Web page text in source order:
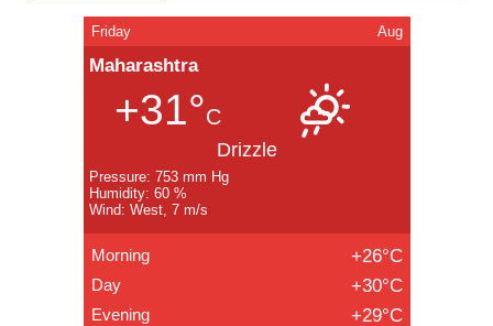
Friday Aug
Maharashtra
+31°C
Drizzle
Pressure: 753 mm Hg
Humidity: 60 %
Wind: West, 7 m/s
Morning +26°C
Day +30°C
Evening +29°C